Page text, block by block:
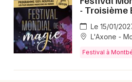
- Troisième
Le 15/01/
L'Axone -
Festival à